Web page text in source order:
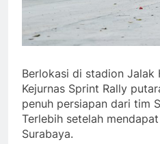
Berlokasi di stadion Jalak
Kejurnas Sprint Rally
penuh persiapan dari tim
Terlebih setelah
Surabaya.